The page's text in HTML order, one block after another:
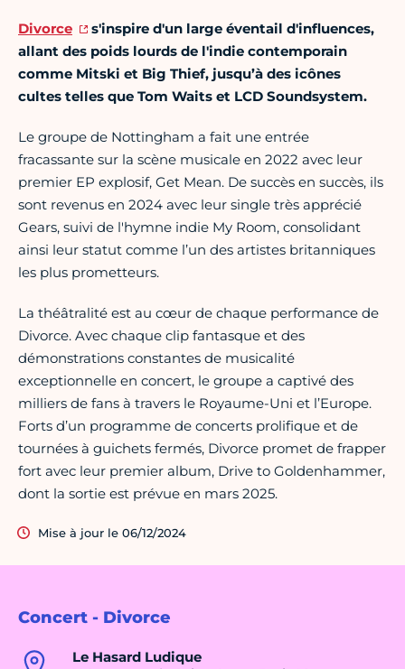
Concert - Divorce
Le Hasard Ludique
Divorce
s'inspire d'un large éventail d'influences,
allant des poids lourds de l'indie contemporain
comme Mitski et Big Thief, jusqu’à des icônes
cultes telles que Tom Waits et LCD Soundsystem.
Le groupe de Nottingham a fait une entrée
fracassante sur la scène musicale en 2022 avec leur
premier EP explosif, Get Mean. De succès en succès, ils
sont revenus en 2024 avec leur single très apprécié
Gears, suivi de l'hymne indie My Room, consolidant
ainsi leur statut comme l’un des artistes britanniques
les plus prometteurs.
La théâtralité est au cœur de chaque performance de
Divorce. Avec chaque clip fantasque et des
démonstrations constantes de musicalité
exceptionnelle en concert, le groupe a captivé des
milliers de fans à travers le Royaume-Uni et l’Europe.
Forts d’un programme de concerts prolifique et de
tournées à guichets fermés, Divorce promet de frapper
fort avec leur premier album, Drive to Goldenhammer,
dont la sortie est prévue en mars 2025.
Mise à jour le 06/12/2024